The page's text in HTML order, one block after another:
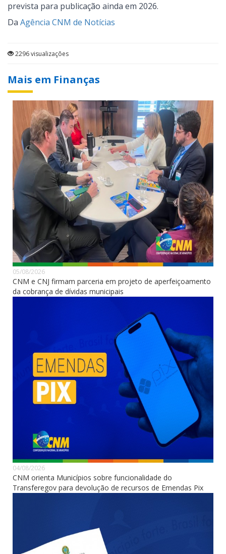
prevista para publicação ainda em 2026.
Da Agência CNM de Notícias
2296 visualizações
Mais em Finanças
05/08/2026
CNM e CNJ firmam parceria em projeto de aperfeiçoamento
da cobrança de dívidas municipais
04/08/2026
CNM orienta Municípios sobre funcionalidade do
Transferegov para devolução de recursos de Emendas Pix